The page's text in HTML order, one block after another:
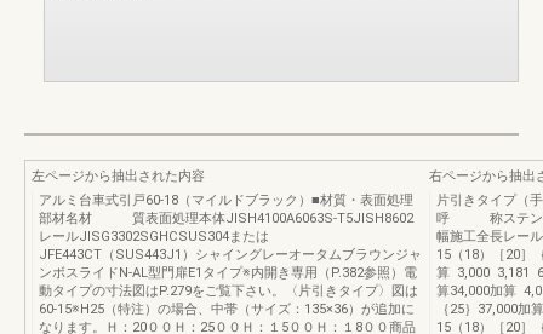
左ページから抽出された内容
アルミ台車式引戸60-18（マイルドブラック）■材質・表面処理
部材名材 質表面処理本体JISH4100A6063S-T5JISH8602
レールJISG3302SGHCSUS304または
JFE443CT（SUS443J1）シャイングレーオータムブラウンジャ
ンボスライドN-AL型門扉E1タイプ※内開き専用（P.382参照）電
動タイプの寸法図はP.279をご覧下さい。〈片引きタイプ〉図は
60-15※H25（特注）の場合、中帯（サイズ：135×36）が追加に
なります。Ｈ：20００Ｈ：25００Ｈ：１5００Ｈ：１8００商品
右ページから抽出
片引きタイプ（
呼 称ステンレ
幅施工全長レー
15（18）［20］
算 3,000 3,181
算34,000加算
｛25｝37,000
15（18）［20］